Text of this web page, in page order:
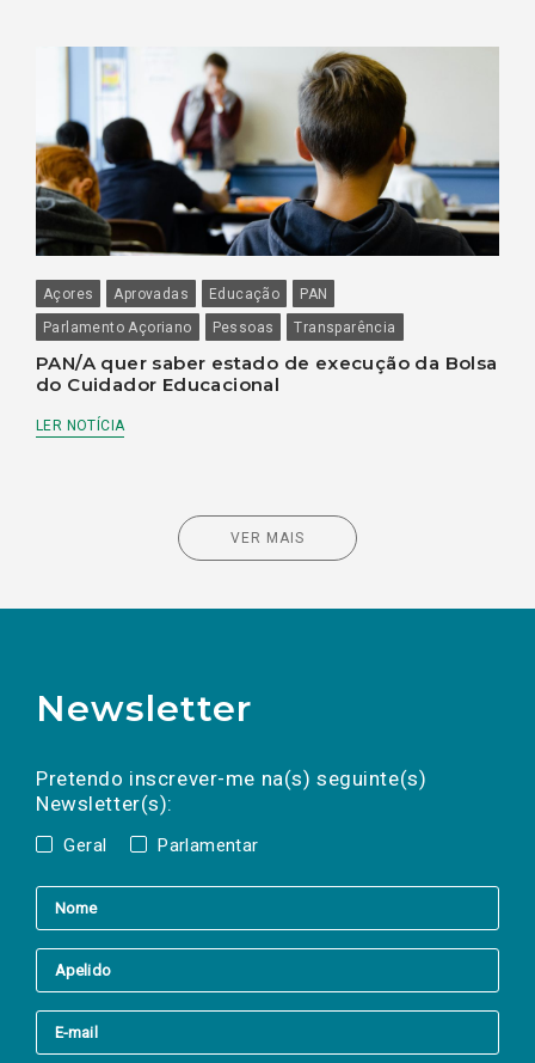
Açores Aprovadas Educação
PAN
Parlamento Açoriano
Pessoas Transparência
PAN/A quer saber estado de execução da Bolsa
do Cuidador Educacional
LER NOTÍCIA
VER MAIS
Newsletter
Pretendo inscrever-me na(s) seguinte(s)
Newsletter(s):
Geral Parlamentar
a(s) newsletter(s).
mail